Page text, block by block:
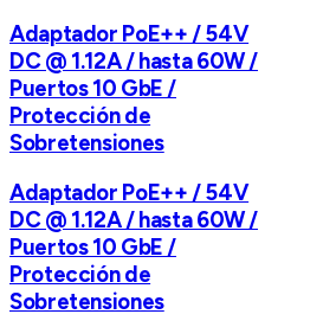
Adaptador PoE++ / 54V
DC @ 1.12A / hasta 60W /
Puertos 10 GbE /
Protección de
Sobretensiones
Adaptador PoE++ / 54V
DC @ 1.12A / hasta 60W /
Puertos 10 GbE /
Protección de
Sobretensiones